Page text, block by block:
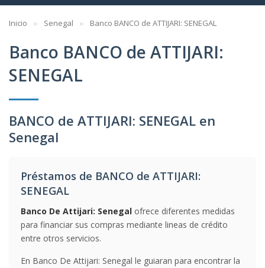
Inicio Senegal Banco BANCO de ATTIJARI: SENEGAL
Banco BANCO de ATTIJARI:
SENEGAL
BANCO de ATTIJARI: SENEGAL en
Senegal
Préstamos de BANCO de ATTIJARI:
SENEGAL
Banco De Attijari: Senegal ofrece diferentes medidas
para financiar sus compras mediante lineas de crédito
entre otros servicios.
En Banco De Attijari: Senegal le guiaran para encontrar la